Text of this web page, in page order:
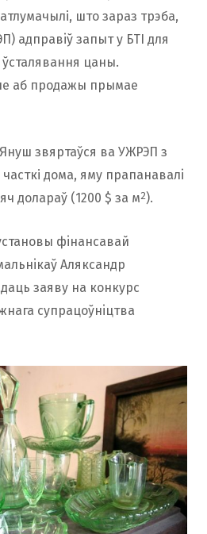
што зараз трэба,
адправiў запыт у БТI для
цаны.
аб продажы прымае
звяртаўся ва УЖРЭП з
дома, яму прапанавалi
долараў (1200 $ за м2).
фiнансавай
Аляксандр
заяву на конкурс
супрацоўнiцтва